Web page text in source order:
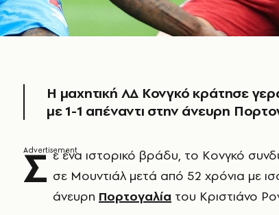
Η μαχητική ΛΔ Κονγκό κράτησε
με 1-1 απέναντι στην άνευρη
Σ ε ένα ιστορικό βράδυ, το Κονγκό
σε Μουντιάλ μετά από 52 χρόνια με
άνευρη Πορτογαλία του Κριστιάνο